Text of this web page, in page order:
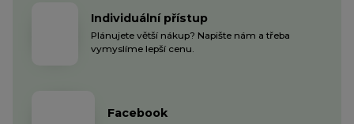
Individuální přístup
Plánujete větší nákup? Napište nám a třeba
vymyslíme lepší cenu.
Facebook